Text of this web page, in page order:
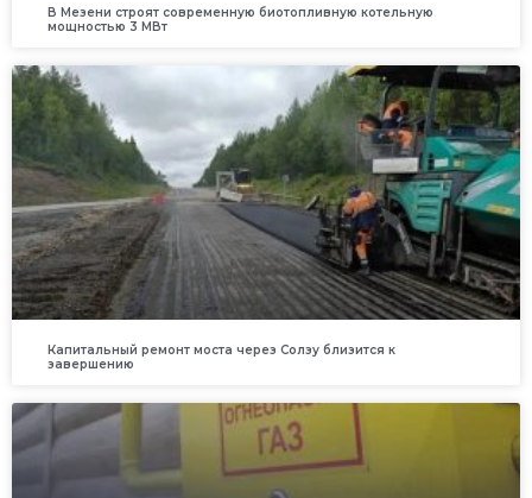
В Мезени строят современную биотопливную котельную
мощностью 3 МВт
Капитальный ремонт моста через Солзу близится к
завершению